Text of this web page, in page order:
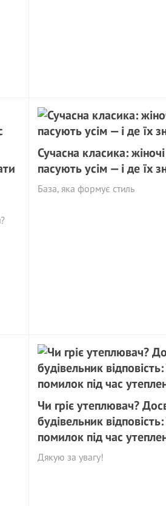
Сучасна класика: жіночі
пасують усім — і де їх
База, яка формує стиль
Чи гріє утеплювач?
будівельник
помилок під час
Дякую за увагу!